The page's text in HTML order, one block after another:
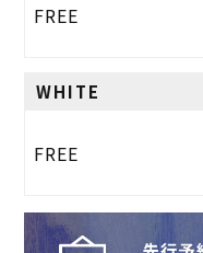
FREE
WHITE
FREE